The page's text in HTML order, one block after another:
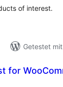
of interest.
Getestet
for